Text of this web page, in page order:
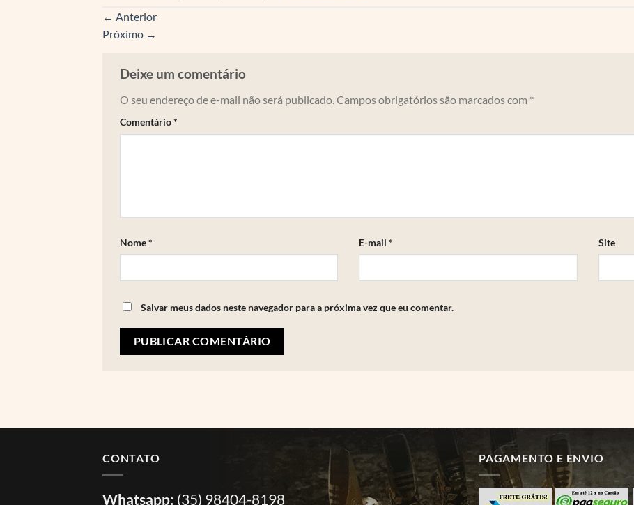
← Anterior
Próximo →
Deixe um comentário
O seu endereço de e-mail não será publicado.Campos obrigatórios são marcados com *
Comentário*
Nome* E-mail* Site
Salvar meus dados neste navegador para a próxima vez que eu comentar.
CONTATO
Whatsapp: (35) 98404-8198
PAGAMENTO E ENVIO